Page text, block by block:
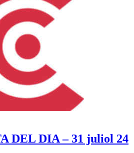
DEL DIA – 31 juliol 24